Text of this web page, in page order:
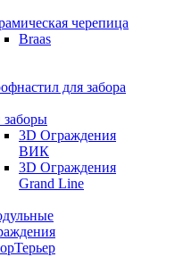
черепица
Braas
для забора
заборы
3D Ограждения
ВИК
3D Ограждения
Grand Line